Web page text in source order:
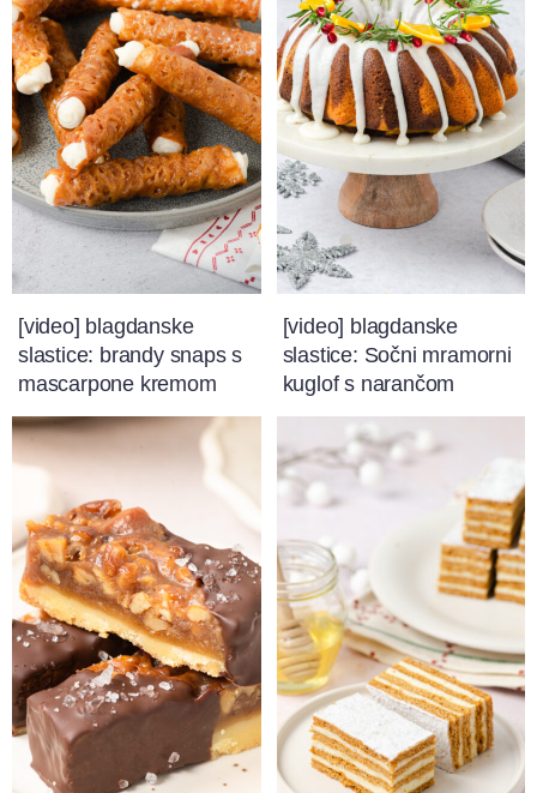
[video] blagdanske
slastice: brandy snaps s
mascarpone kremom
[video] blagdanske
slastice: Sočni mramorni
kuglof s narančom